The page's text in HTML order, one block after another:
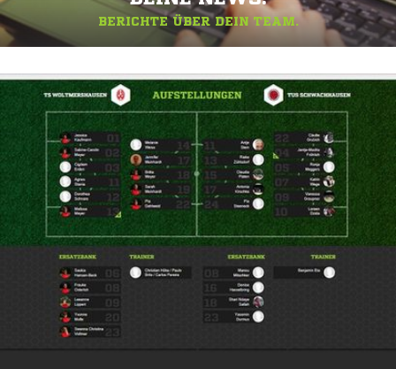
BERICHTE ÜBER DEIN TEAM.